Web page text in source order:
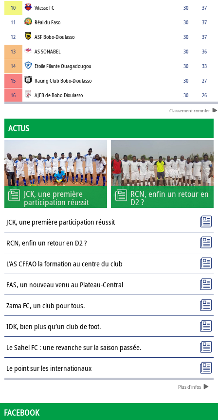
10
Vitesse FC 30
37
11
Réal du Faso 30
37
12
ASF Bobo-Dioulasso 30
37
13
AS SONABEL 30
36
14
Etoile Filante Ouagadougou 30
33
15
Racing Club Bobo-Dioulasso 30
27
16
AJEB de Bobo-Dioulasso 30 26
Classement complet
ACTUS
JCK, une première
participation réussit
RCN, enfin un retour en
D2 ?
JCK, une première participation réussit
RCN, enfin un retour en D2 ?
L’AS CFFAO la formation au centre du club
FAS, un nouveau venu au Plateau-Central
Zama FC, un club pour tous.
IDK, bien plus qu’un club de foot.
Le Sahel FC : une revanche sur la saison passée.
Le point sur les internationaux
Présentation des clubs de D3 : ASPC Tenkodogo
Plus d'infos
FACEBOOK